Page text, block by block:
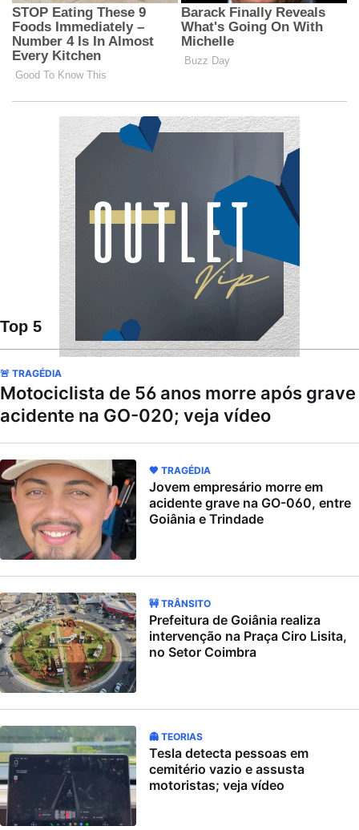
Top 5
🚨 TRAGÉDIA
Motociclista de 56 anos morre após grave
acidente na GO-020; veja vídeo
🖤 TRAGÉDIA
Jovem empresário morre em
acidente grave na GO-060, entre
Goiânia e Trindade
🚧 TRÂNSITO
Prefeitura de Goiânia realiza
intervenção na Praça Ciro Lisita,
no Setor Coimbra
👻 TEORIAS
Tesla detecta pessoas em
cemitério vazio e assusta
motoristas; veja vídeo